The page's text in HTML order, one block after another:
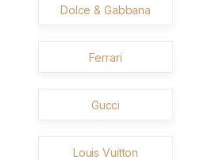
Dolce & Gabbana
Ferrari
Gucci
Louis Vuitton